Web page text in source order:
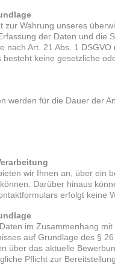
zur Wahrung unseres
der Daten und die
nach Art. 21 Abs. 1
besteht keine gesetzliche
werden für die Dauer der
wir Ihnen an, über ein
Darüber hinaus
erfolgt keine
im Zusammenhang
auf Grundlage des §
über das aktuelle
Pflicht zur